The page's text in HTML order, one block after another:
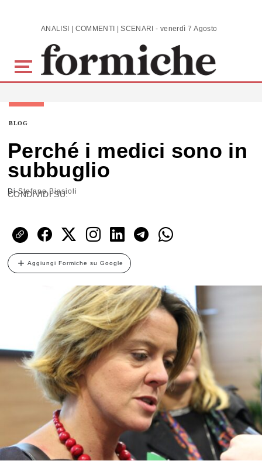
Skip to main content ANALISI | COMMENTI | SCENARI - venerdì 7 Agosto 2026
BLOG
Perché i medici sono in
subbuglio
DiStefano Biasioli
CONDIVIDI SU:
Aggiungi Formiche su Google